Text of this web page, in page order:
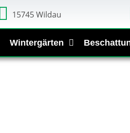
15745 Wildau
Wintergärten